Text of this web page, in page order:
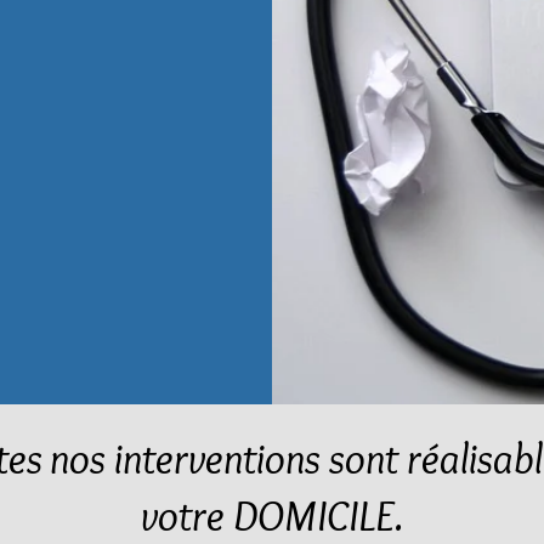
nos interventions sont
votre DOMICILE.